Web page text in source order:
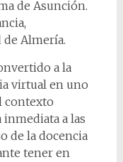
de Asunción.
Almería.
a la
virtual en uno
contexto
a las
de la docencia
tener en